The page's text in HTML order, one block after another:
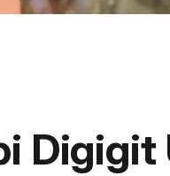
Digigit